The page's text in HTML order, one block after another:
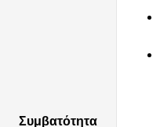
Συμβατότητα